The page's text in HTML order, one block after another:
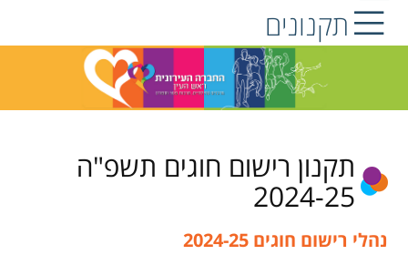
תקנונים
תקנון רישום חוגים תשפ"ה
2024-25
נהלי רישום חוגים 2024-25